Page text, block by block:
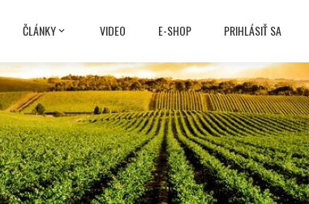
ČLÁNKY VIDEO E-SHOP PRIHLÁSIŤ SA